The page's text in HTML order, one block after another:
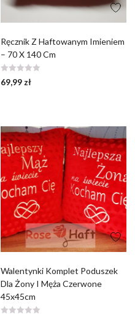
Ręcznik Z Haftowanym Imieniem
– 70 X 140 Cm
69,99 zł
Walentynki Komplet Poduszek
Dla Żony I Męża Czerwone
45x45cm